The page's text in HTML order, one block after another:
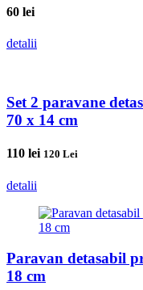
60 lei
detalii
Set 2 paravane
70 x 14 cm
110 lei 120 Lei
detalii
Paravan detasabil
18 cm